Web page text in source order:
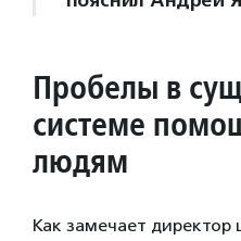
Пробелы в
системе
людям
Как замечает